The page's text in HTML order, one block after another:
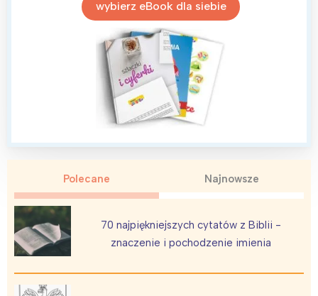
wybierz eBook dla siebie
Polecane Najnowsze
70 najpiękniejszych cytatów z Biblii -
znaczenie i pochodzenie imienia
Łódź
Trójmiasto
Wrocław
Kraków
Południe
Północ
Wszystkie
Wybieram